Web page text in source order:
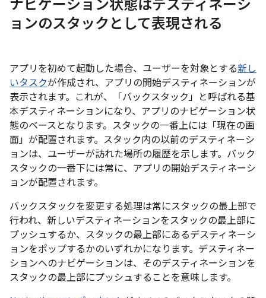
ナビゲーション状態はデスティネーシ
ョンのスタックとして表現される
アプリを初めて起動した場合、ユーザーを対象とする新し
いタスクが作成され、アプリの開始デスティネーションが
表示されます。これが、「バックスタック」と呼ばれる基
本デスティネーションになり、アプリのナビゲーション状
態のベースとなります。 スタックの一番上には「現在の画
面」が配置されます。スタック内の以前のデスティネーシ
ョンは、ユーザーが訪れた場所の履歴を示します。バック
スタックの一番下には常に、アプリの開始デスティネーシ
ョンが配置されます。
バックスタックを変更する処理は常にスタックの最上部で
行われ、新しいデスティネーションをスタックの最上部に
プッシュするか、スタックの最上部にあるデスティネーシ
ョンをポップするかのいずれかになります。デスティネー
ションへのナビゲーションは、そのデスティネーションを
スタックの最上部にプッシュすることを意味します。